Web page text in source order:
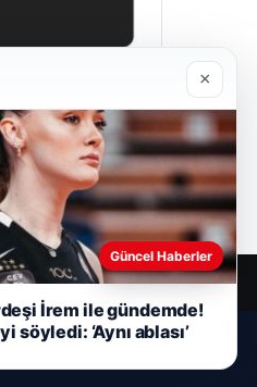
×
Güncel Haberler
İrem ile gündemde!
söyledi: ‘Aynı ablası’